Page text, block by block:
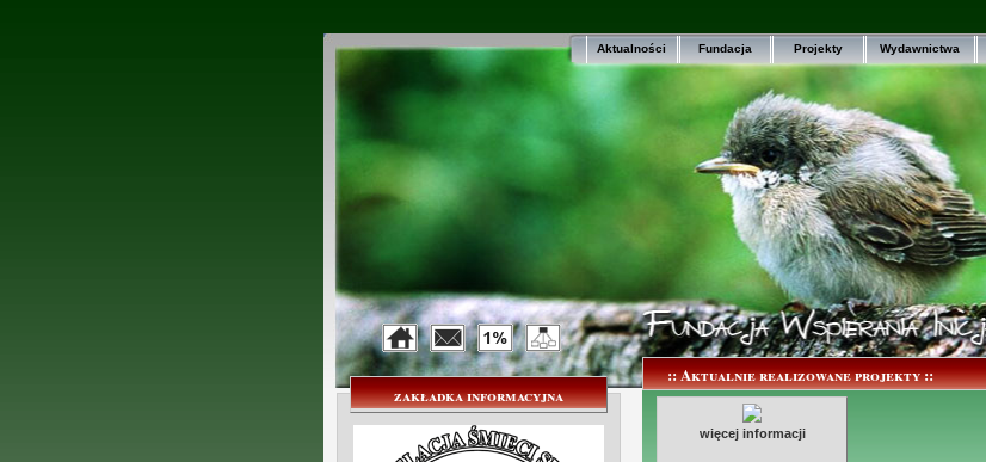
Aktualności Fundacja Projekty Wydawnictwa
zakładka informacyjna
:: Aktualnie realizowane projekty ::
więcej informacji